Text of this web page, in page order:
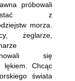
próbowali
z
morza.
żeglarze,
się
lękiem. Chcąc
świata